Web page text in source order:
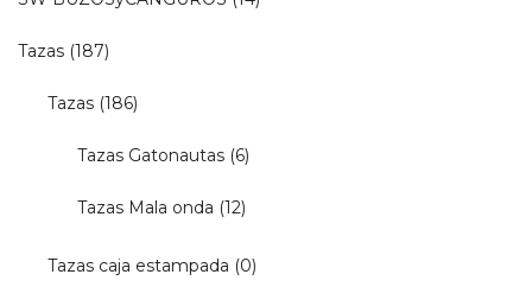
Tazas (187)
Tazas (186)
Tazas Gatonautas (6)
Tazas Mala onda (12)
Tazas caja estampada (0)